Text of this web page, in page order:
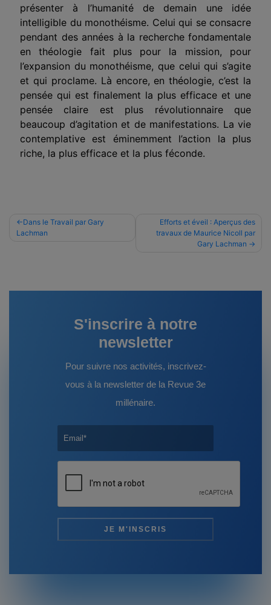
présenter à l’humanité de demain une idée
intelligible du monothéisme. Celui qui se consacre
pendant des années à la recherche fondamentale
en théologie fait plus pour la mission, pour
l’expansion du monothéisme, que celui qui s’agite
et qui proclame. Là encore, en théologie, c’est la
pensée qui est finalement la plus efficace et une
pensée claire est plus révolutionnaire que
beaucoup d’agitation et de manifestations. La vie
contemplative est éminemment l’action la plus
riche, la plus efficace et la plus féconde.
Navigation
de
Dans le Travail par Gary
Lachman
Efforts et éveil : Aperçus des
travaux de Maurice Nicoll par
Gary Lachman
S'inscrire à notre
newsletter
Pour suivre nos activités, inscrivez-
vous à la newsletter de la Revue 3e
millénaire.